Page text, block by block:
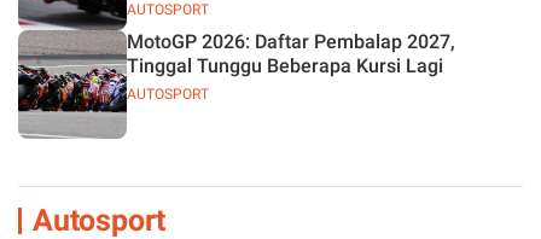
AUTOSPORT
AUTOSPORT
MotoGP 2026: Daftar Pembalap 2027,
Tinggal Tunggu Beberapa Kursi Lagi
Autosport